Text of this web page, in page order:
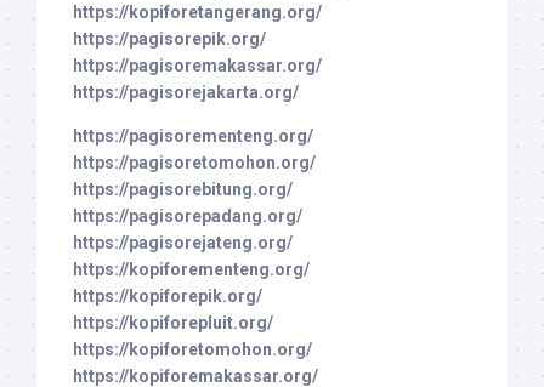
https://kopiforetangerang.org/
https://pagisorepik.org/
https://pagisoremakassar.org/
https://pagisorejakarta.org/
https://pagisorementeng.org/
https://pagisoretomohon.org/
https://pagisorebitung.org/
https://pagisorepadang.org/
https://pagisorejateng.org/
https://kopiforementeng.org/
https://kopiforepik.org/
https://kopiforepluit.org/
https://kopiforetomohon.org/
https://kopiforemakassar.org/